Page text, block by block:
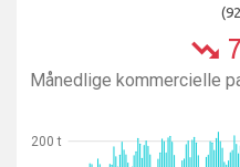
trending_down
Månedlige kommercielle
200 t